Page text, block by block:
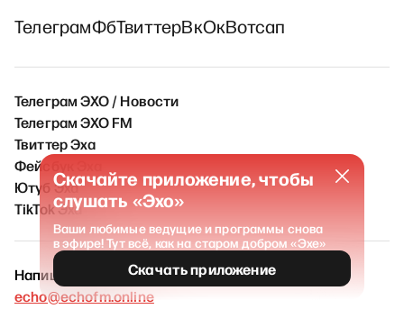
ТелеграмФбТвиттерВкОкВотсап
Скачайте приложение, чтобы
слушать «Эхо»
Ваши любимые ведущие и программы снова
в эфире! Тут всё, как на старом добром «Эхе»
Скачать приложение
Телеграм ЭХО / Новости
Телеграм ЭХО FM
Твиттер Эха
Фейсбук Эха
Ютуб Эха
TikTok Эха
Напишите нам
echo@echofm.online